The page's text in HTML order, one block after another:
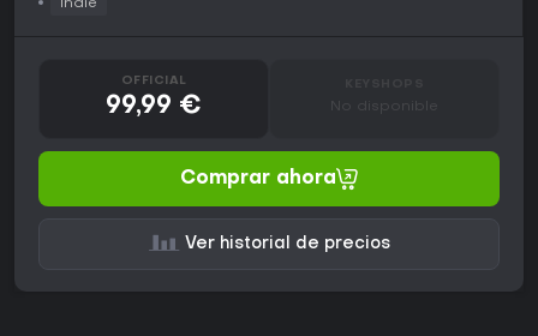
Indie
OFFICIAL
99,99 € No disponible
Comprar ahora
Ver historial de precios